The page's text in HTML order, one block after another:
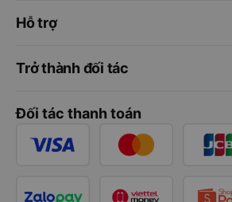
Hỗ trợ
Trở thành đối tác
Đối tác thanh toán